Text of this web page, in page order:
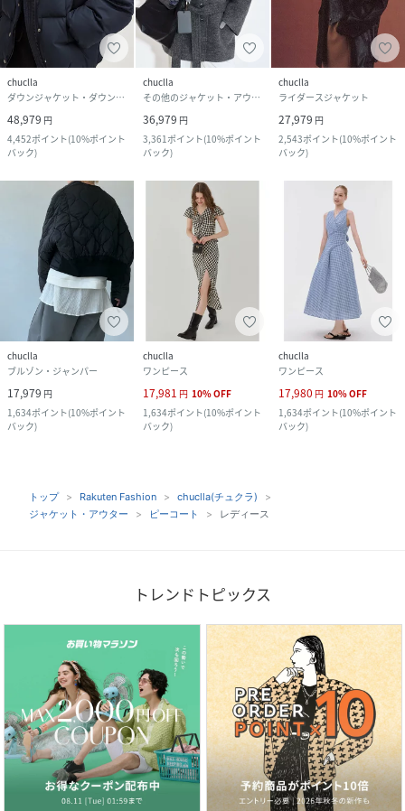
chuclla
ダウンジャケット・ダウンベスト
48,979 円
4,452ポイント(10%ポイント
バック)
chuclla
その他のジャケット・アウター
36,979 円
3,361ポイント(10%ポイント
バック)
chuclla
ライダースジャケット
27,979 円
2,543ポイント(10%ポイント
バック)
chuclla
ブルゾン・ジャンパー
17,979 円
1,634ポイント(10%ポイント
バック)
chuclla
ワンピース
17,981 円 10%OFF
1,634ポイント(10%ポイント
バック)
chuclla
ワンピース
17,980 円 10%OFF
1,634ポイント(10%ポイント
バック)
トップ Rakuten Fashion
chuclla(チュクラ)
ジャケット・アウター
ピーコート レディース
トレンドトピックス